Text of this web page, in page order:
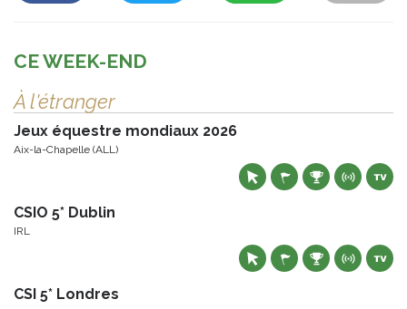
CE WEEK-END
À l'étranger
Jeux équestre mondiaux 2026
Aix-la-Chapelle (ALL)
CSIO 5* Dublin
IRL
CSI 5* Londres